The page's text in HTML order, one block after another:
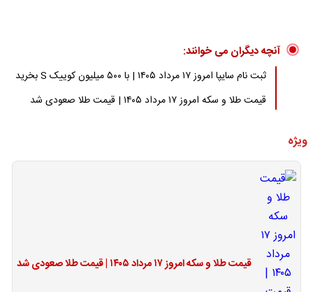
آنچه دیگران می خوانند:
ثبت نام سایپا امروز ۱۷ مرداد ۱۴۰۵ | با ۵۰۰ میلیون کوییک S بخرید
قیمت طلا و سکه امروز ۱۷ مرداد ۱۴۰۵ | قیمت طلا صعودی شد
ویژه
قیمت طلا و سکه امروز ۱۷ مرداد ۱۴۰۵ | قیمت طلا صعودی شد